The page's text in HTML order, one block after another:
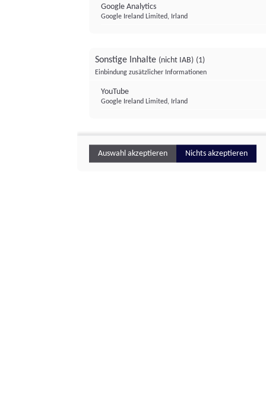
Google Analytics
Google Ireland Limited, Irland
Sonstige Inhalte (nicht IAB) (1)
Einbindung zusätzlicher Informationen
YouTube
Google Ireland Limited, Irland
Auswahl akzeptieren Nichts akzeptieren